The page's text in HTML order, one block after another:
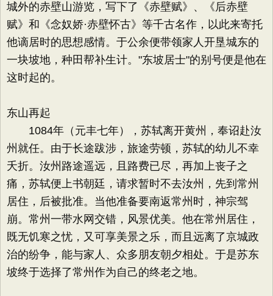
城外的赤壁山游览，写下了《赤壁赋》、《后赤壁
赋》和《念奴娇·赤壁怀古》等千古名作，以此来寄托
他谪居时的思想感情。于公余便带领家人开垦城东的
一块坡地，种田帮补生计。"东坡居士"的别号便是他在
这时起的。
东山再起
1084年（元丰七年），苏轼离开黄州，奉诏赴汝
州就任。由于长途跋涉，旅途劳顿，苏轼的幼儿不幸
夭折。汝州路途遥远，且路费已尽，再加上丧子之
痛，苏轼便上书朝廷，请求暂时不去汝州，先到常州
居住，后被批准。当他准备要南返常州时，神宗驾
崩。常州一带水网交错，风景优美。他在常州居住，
既无饥寒之忧，又可享美景之乐，而且远离了京城政
治的纷争，能与家人、众多朋友朝夕相处。于是苏东
坡终于选择了常州作为自己的终老之地。